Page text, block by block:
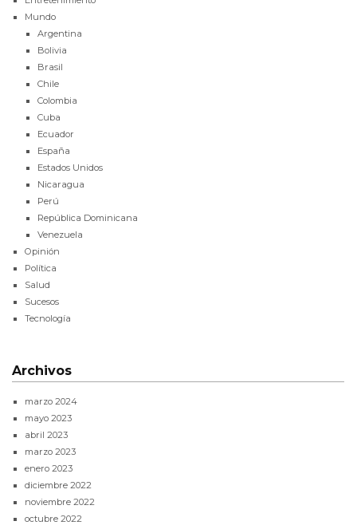
Mundo
Argentina
Bolivia
Brasil
Chile
Colombia
Cuba
Ecuador
España
Estados Unidos
Nicaragua
Perú
República Dominicana
Venezuela
Opinión
Política
Salud
Sucesos
Tecnología
Archivos
marzo 2024
mayo 2023
abril 2023
marzo 2023
enero 2023
diciembre 2022
noviembre 2022
octubre 2022